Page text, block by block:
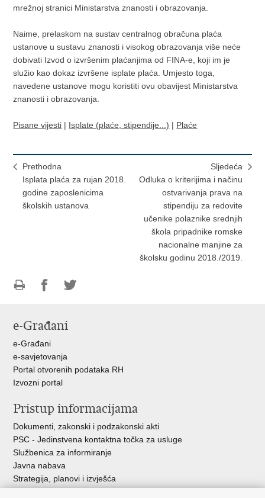
mrežnoj stranici Ministarstva znanosti i obrazovanja.
Naime, prelaskom na sustav centralnog obračuna plaća
ustanove u sustavu znanosti i visokog obrazovanja više neće
dobivati Izvod o izvršenim plaćanjima od FINA-e, koji im je
služio kao dokaz izvršene isplate plaća. Umjesto toga,
navedene ustanove mogu koristiti ovu obavijest Ministarstva
znanosti i obrazovanja.
Pisane vijesti | Isplate (plaće, stipendije...) | Plaće
Prethodna
Isplata plaća za rujan 2018.
godine zaposlenicima
školskih ustanova
Sljedeća
Odluka o kriterijima i načinu
ostvarivanja prava na
stipendiju za redovite
učenike polaznike srednjih
škola pripadnike romske
nacionalne manjine za
školsku godinu 2018./2019.
FacebookuTwitteru
e-Građani
e-Građani
e-savjetovanja
Portal otvorenih podataka RH
Izvozni portal
Pristup informacijama
Dokumenti, zakonski i podzakonski akti
PSC - Jedinstvena kontaktna točka za usluge
Službenica za informiranje
Javna nabava
Strategija, planovi i izvješća